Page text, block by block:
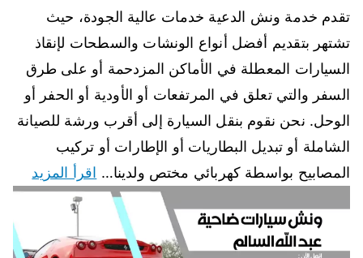
تقدم خدمة ونش الدعية خدمات عالية الجودة، حيث
تشتهر بتقديم أفضل أنواع الونشات والسطحات لإنقاذ
السيارات المعطلة في الأماكن المزدحمة أو على طرق
السفر والتي تعلق في المرتفعات أو الأودية أو الحفر أو
الوحل. نحن نقوم بنقل السيارة إلى أقرب ورشة للصيانة
الشاملة أو تبديل البطاريات أو الإطارات أو تركيب
المصابيح بواسطة كهربائي مختص ولدينا… اقرأ المزيد